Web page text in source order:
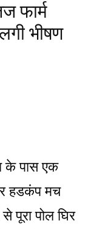
फार्म
भीषण
के पास एक
हडकंप मच
पूरा पोल घिर